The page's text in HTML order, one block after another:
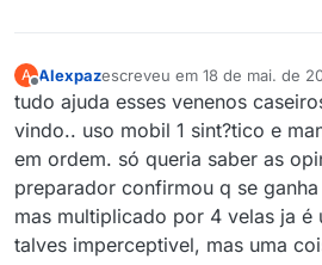
A
Offline
Alexpazescreveu em 18 de mai. de
última edição por
tudo ajuda esses venenos
vindo.. uso mobil 1 sint?tico e
em ordem. só queria saber as
preparador confirmou q se
mas multiplicado por 4 velas ja
talves imperceptivel, mas uma